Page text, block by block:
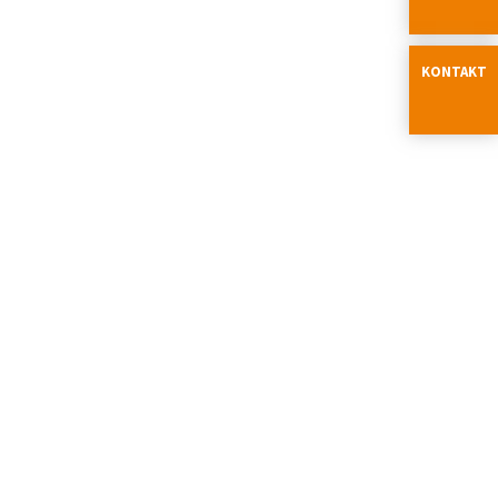
KONTAKT